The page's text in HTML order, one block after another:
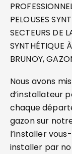
PELOUSES
SECTEURS DE
SYNTHÉTIQUE
BRUNOY,
Nous avons
d’installateur
chaque
gazon sur
l’installer
installer par